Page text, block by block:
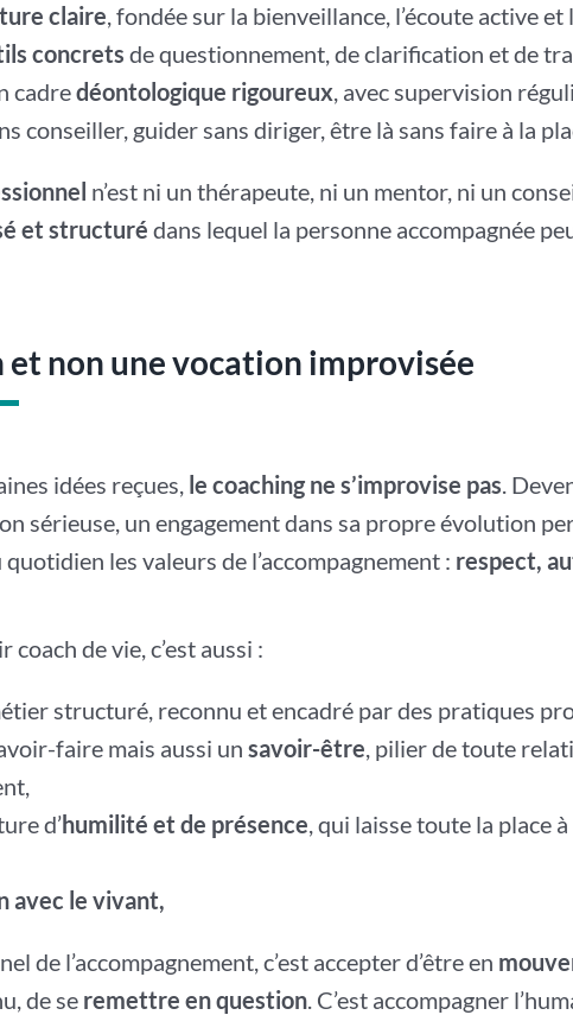
claire, fondée sur la bienveillance, l’écoute active et
concrets de questionnement, de clarification et de
cadredéontologique rigoureux, avec supervision
conseiller, guider sans diriger, être là sans faire à la
n’est ni un thérapeute, ni un mentor, ni un
et structuré dans lequel la personne accompagnée
et non une vocation improvisée
idées reçues, le coaching ne s’improvise pas.
sérieuse, un engagement dans sa propre évolution
les valeurs de l’accompagnement : respect,
coach de vie, c’est aussi :
structuré, reconnu et encadré par des pratiques
faire mais aussi un savoir-être, pilier de toute
d’humilité et de présence, qui laisse toute la place
avec le vivant,
de l’accompagnement, c’est accepter d’être en
de se remettre en question. C’est accompagner